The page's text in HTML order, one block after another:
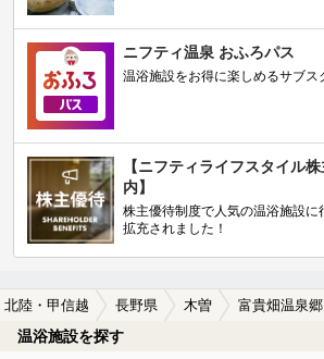
ニフティ温泉 おふろパス
温浴施設をお得に楽しめるサブス
【ニフティライフスタイル
内】
株主優待制度で人気の温浴施設に
拡充されました！
北陸・甲信越 長野県 木曽 富貴畑温泉郷
温浴施設を探す